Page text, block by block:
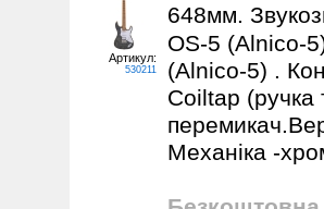
Артикул:
530211
648мм.
OS-5 (Alnico-
(Alnico-5) .
Coiltap (ручка
Механіка -